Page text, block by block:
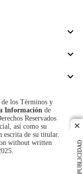
PUBLICIDAD
los Términos y
Información de
Reservados
así como su
de su titular.
without written